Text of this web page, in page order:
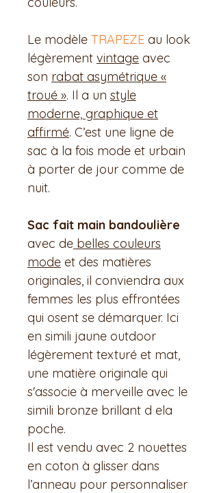
Le modèle TRAPEZE au look
légèrement vintage avec
son rabat asymétrique «
troué ». Il a un style
moderne, graphique et
affirmé. C’est une ligne de
sac à la fois mode et urbain
à porter de jour comme de
nuit.
Sac fait main bandoulière
avec de belles couleurs
mode et des matières
originales, il conviendra aux
femmes les plus effrontées
qui osent se démarquer. Ici
en simili jaune outdoor
légèrement texturé et mat,
une matière originale qui
s'associe à merveille avec le
simili bronze brillant d ela
poche.
Il est vendu avec 2 nouettes
en coton à glisser dans
l’anneau pour personnaliser